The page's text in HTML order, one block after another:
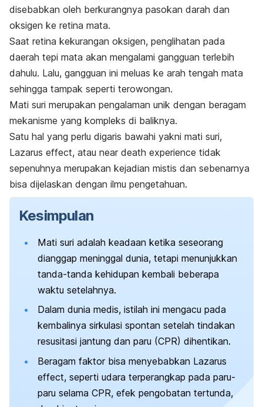
disebabkan oleh berkurangnya pasokan darah dan
oksigen ke retina mata.
Saat retina kekurangan oksigen, penglihatan pada
daerah tepi mata akan mengalami gangguan terlebih
dahulu. Lalu, gangguan ini meluas ke arah tengah mata
sehingga tampak seperti terowongan.
Mati suri merupakan pengalaman unik dengan beragam
mekanisme yang kompleks di baliknya.
Satu hal yang perlu digaris bawahi yakni mati suri,
Lazarus effect, atau near death experience tidak
sepenuhnya merupakan kejadian mistis dan sebenarnya
bisa dijelaskan dengan ilmu pengetahuan.
Kesimpulan
Mati suri adalah keadaan ketika seseorang
dianggap meninggal dunia, tetapi menunjukkan
tanda-tanda kehidupan kembali beberapa
waktu setelahnya.
Dalam dunia medis, istilah ini mengacu pada
kembalinya sirkulasi spontan setelah tindakan
resusitasi jantung dan paru (CPR) dihentikan.
Beragam faktor bisa menyebabkan Lazarus
effect, seperti udara terperangkap pada paru-
paru selama CPR, efek pengobatan tertunda,